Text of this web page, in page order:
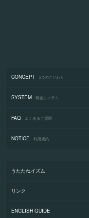
CONCEPT 5つのこだわり
SYSTEM 料金システム
FAQ よくあるご質問
NOTICE 利用規約
うたたねイズム
リンク
ENGLISH GUIDE